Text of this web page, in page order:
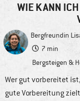
IE KANN ICH
Bergfreundin
7 min
Bergsteigen &
Wer gut vorbereitet
gute Vorbereitung